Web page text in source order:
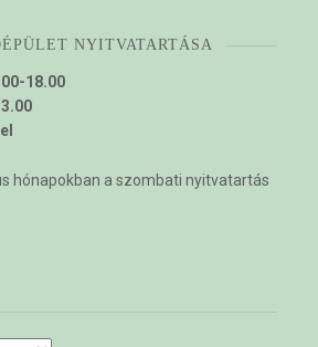
NYITVATARTÁSA
18.00
hónapokban a szombati nyitvatartás